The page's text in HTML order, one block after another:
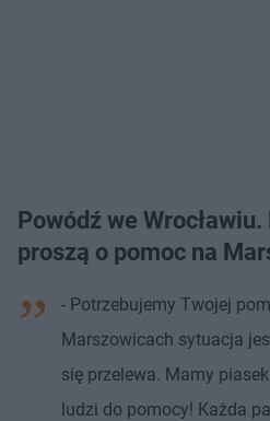
Powódź we
proszą o pomoc na
- Potrzebujemy Twojej
Marszowicach sytuacja
się przelewa. Mamy
ludzi do pomocy! Każda